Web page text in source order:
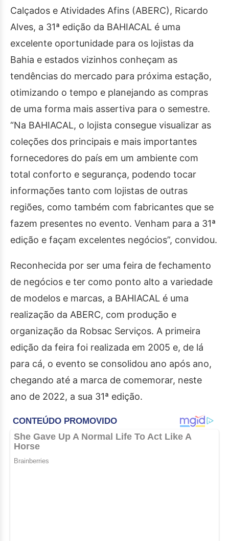
Calçados e Atividades Afins (ABERC), Ricardo
Alves, a 31ª edição da BAHIACAL é uma
excelente oportunidade para os lojistas da
Bahia e estados vizinhos conheçam as
tendências do mercado para próxima estação,
otimizando o tempo e planejando as compras
de uma forma mais assertiva para o semestre.
“Na BAHIACAL, o lojista consegue visualizar as
coleções dos principais e mais importantes
fornecedores do país em um ambiente com
total conforto e segurança, podendo tocar
informações tanto com lojistas de outras
regiões, como também com fabricantes que se
fazem presentes no evento. Venham para a 31ª
edição e façam excelentes negócios”, convidou.
Reconhecida por ser uma feira de fechamento
de negócios e ter como ponto alto a variedade
de modelos e marcas, a BAHIACAL é uma
realização da ABERC, com produção e
organização da Robsac Serviços. A primeira
edição da feira foi realizada em 2005 e, de lá
para cá, o evento se consolidou ano após ano,
chegando até a marca de comemorar, neste
ano de 2022, a sua 31ª edição.